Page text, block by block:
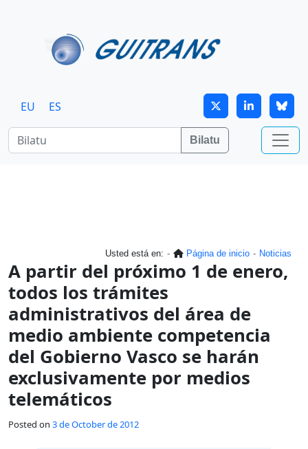
EU ES
Bilatu
Usted está en: Página de inicio Noticias
A partir del próximo 1 de enero,
todos los trámites
administrativos del área de
medio ambiente competencia
del Gobierno Vasco se harán
exclusivamente por medios
telemáticos
Posted on 3 de October de 2012